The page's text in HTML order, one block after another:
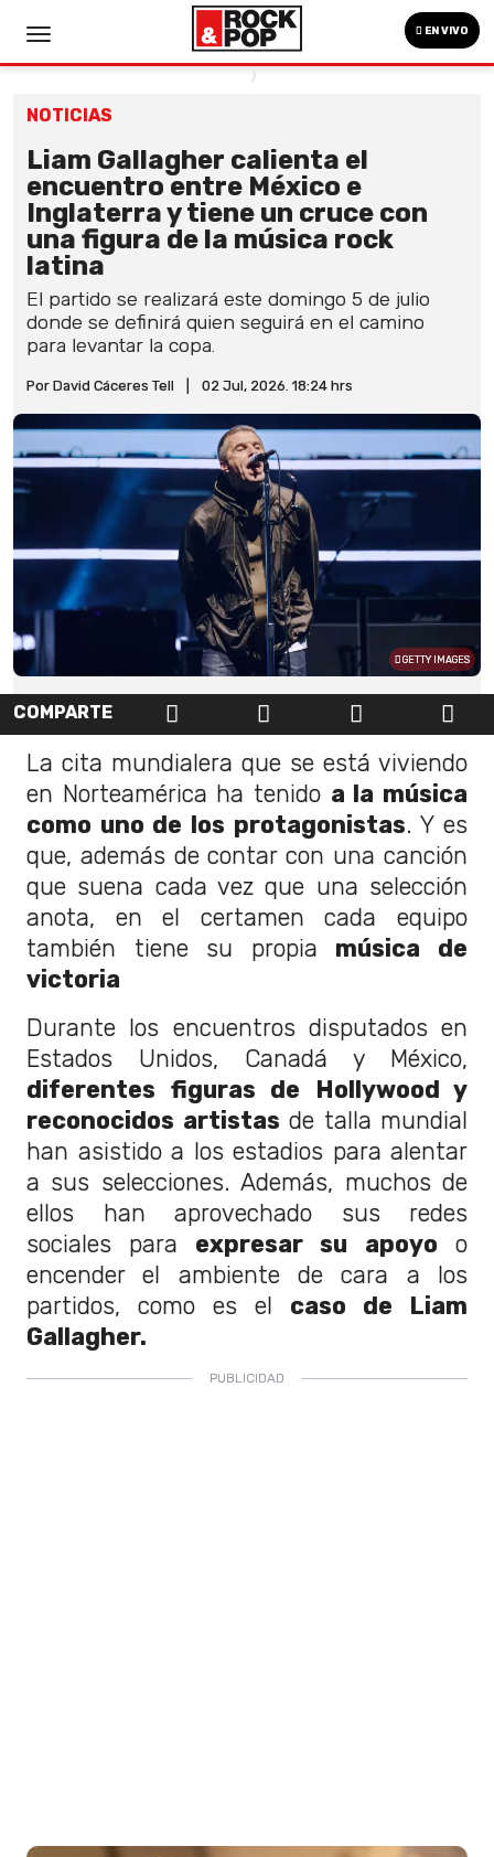
EN VIVO
NOTICIAS
Liam Gallagher calienta el
encuentro entre México e
Inglaterra y tiene un cruce con
una figura de la música rock
latina
El partido se realizará este domingo 5 de julio
donde se definirá quien seguirá en el camino
para levantar la copa.
Por David Cáceres Tell 02 Jul, 2026. 18:24 hrs
GETTY IMAGES
COMPARTE
La cita mundialera que se está viviendo
en Norteamérica ha tenido a la música
como uno de los protagonistas. Y es
que, además de contar con una canción
que suena cada vez que una selección
anota, en el certamen cada equipo
también tiene su propia música de
victoria
Durante los encuentros disputados en
Estados Unidos, Canadá y México,
diferentes figuras de Hollywood y
reconocidos artistas de talla mundial
han asistido a los estadios para alentar
a sus selecciones. Además, muchos de
ellos han aprovechado sus redes
sociales para expresar su apoyo o
encender el ambiente de cara a los
partidos, como es el caso de Liam
Gallagher.